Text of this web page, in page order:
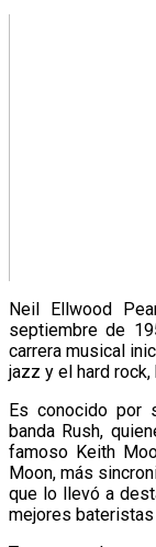
Neil Ellwood
septiembre de
carrera musical
jazz y el hard
Es conocido por
banda Rush,
famoso Keith
Moon, más
que lo llevó a
mejores bateristas